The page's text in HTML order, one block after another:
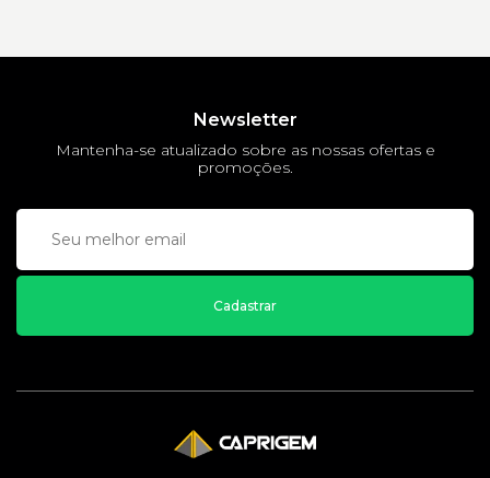
Newsletter
Mantenha-se atualizado sobre as nossas ofertas e
promoções.
Cadastrar